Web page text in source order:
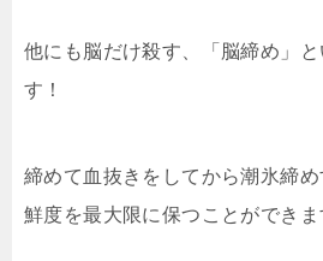
他にも脳だけ殺す、「脳締め」と
す！
締めて血抜きをしてから潮氷締
鮮度を最大限に保つことができま